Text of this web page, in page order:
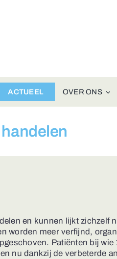
ACTUEEL OVER ONS
en kunnen lijkt zichzelf
worden meer verfijnd,
Patiënten bij
nu dankzij de verbeterde